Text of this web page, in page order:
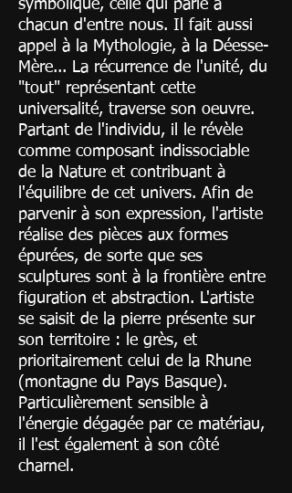
symbolique, celle qui parle à
chacun d'entre nous. Il fait aussi
appel à la Mythologie, à la Déesse-
Mère... La récurrence de l'unité, du
"tout" représentant cette
universalité, traverse son oeuvre.
Partant de l'individu, il le révèle
comme composant indissociable
de la Nature et contribuant à
l'équilibre de cet univers. Afin de
parvenir à son expression, l'artiste
réalise des pièces aux formes
épurées, de sorte que ses
sculptures sont à la frontière entre
figuration et abstraction. L'artiste
se saisit de la pierre présente sur
son territoire : le grès, et
prioritairement celui de la Rhune
(montagne du Pays Basque).
Particulièrement sensible à
l'énergie dégagée par ce matériau,
il l'est également à son côté
charnel.